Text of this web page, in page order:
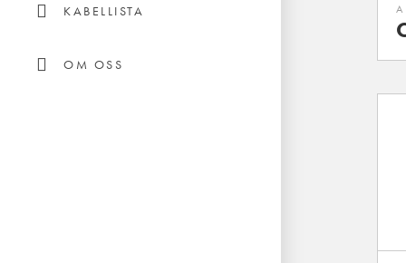
KABELLISTA
OM OSS